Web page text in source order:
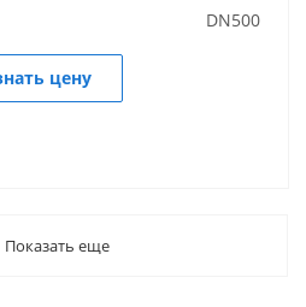
DN500
цену
Показать еще